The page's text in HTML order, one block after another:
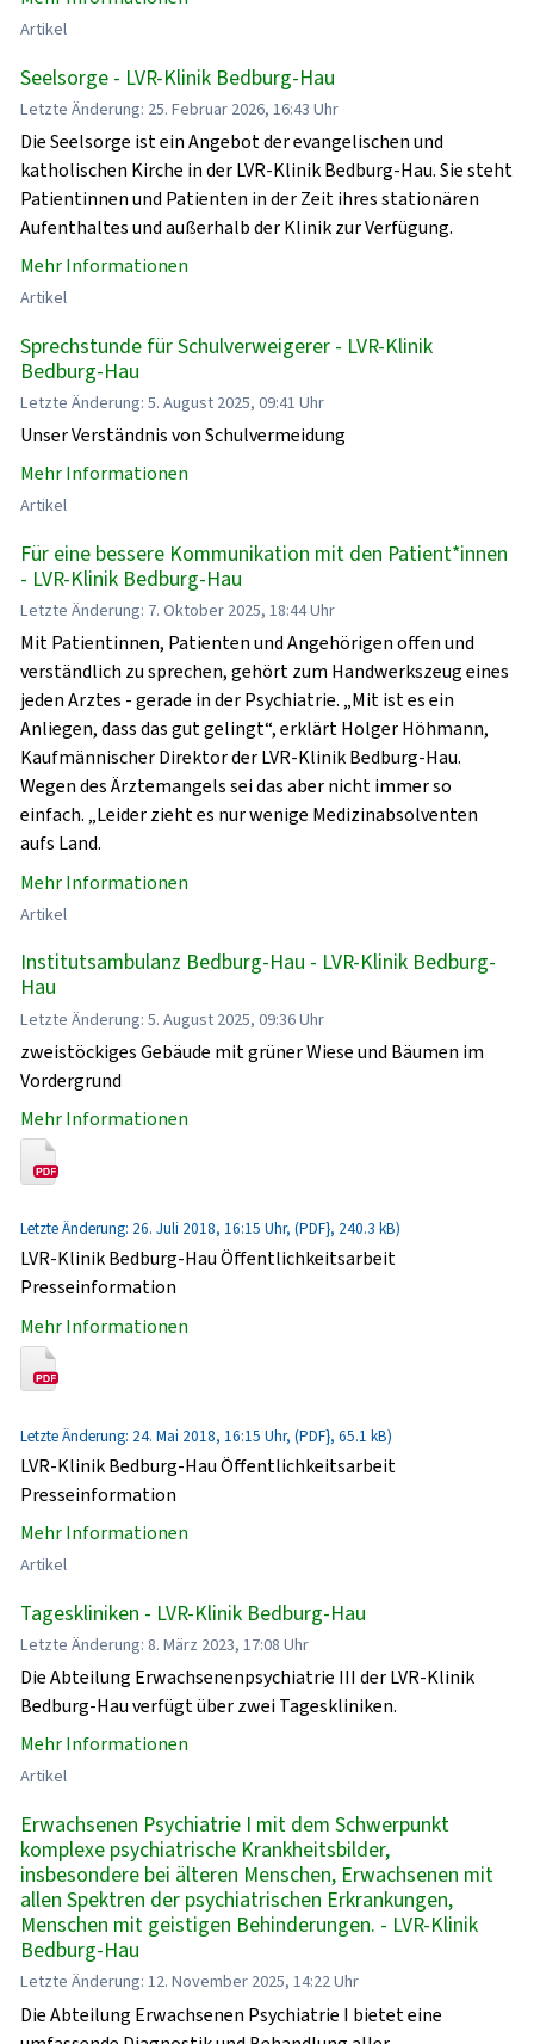
Artikel
Seelsorge - LVR-Klinik Bedburg-Hau
Letzte Änderung: 25. Februar 2026, 16:43 Uhr
Die Seelsorge ist ein Angebot der evangelischen und
katholischen Kirche in der LVR-Klinik Bedburg-Hau. Sie steht
Patientinnen und Patienten in der Zeit ihres stationären
Aufenthaltes und außerhalb der Klinik zur Verfügung.
Mehr Informationen
Artikel
Sprechstunde für Schulverweigerer - LVR-Klinik
Bedburg-Hau
Letzte Änderung: 5. August 2025, 09:41 Uhr
Unser Verständnis von Schulvermeidung
Mehr Informationen
Artikel
Für eine bessere Kommunikation mit den Patient*innen
- LVR-Klinik Bedburg-Hau
Letzte Änderung: 7. Oktober 2025, 18:44 Uhr
Mit Patientinnen, Patienten und Angehörigen offen und
verständlich zu sprechen, gehört zum Handwerkszeug eines
jeden Arztes - gerade in der Psychiatrie. „Mit ist es ein
Anliegen, dass das gut gelingt“, erklärt Holger Höhmann,
Kaufmännischer Direktor der LVR-Klinik Bedburg-Hau.
Wegen des Ärztemangels sei das aber nicht immer so
einfach. „Leider zieht es nur wenige Medizinabsolventen
aufs Land.
Mehr Informationen
Artikel
Institutsambulanz Bedburg-Hau - LVR-Klinik Bedburg-
Hau
Letzte Änderung: 5. August 2025, 09:36 Uhr
zweistöckiges Gebäude mit grüner Wiese und Bäumen im
Vordergrund
Mehr Informationen
Letzte Änderung: 26. Juli 2018, 16:15 Uhr, (PDF}, 240.3 kB)
LVR-Klinik Bedburg-Hau Öffentlichkeitsarbeit
Presseinformation
Mehr Informationen
Letzte Änderung: 24. Mai 2018, 16:15 Uhr, (PDF}, 65.1 kB)
LVR-Klinik Bedburg-Hau Öffentlichkeitsarbeit
Presseinformation
Mehr Informationen
Artikel
Tageskliniken - LVR-Klinik Bedburg-Hau
Letzte Änderung: 8. März 2023, 17:08 Uhr
Die Abteilung Erwachsenenpsychiatrie III der LVR-Klinik
Bedburg-Hau verfügt über zwei Tageskliniken.
Mehr Informationen
Artikel
Erwachsenen Psychiatrie I mit dem Schwerpunkt
komplexe psychiatrische Krankheitsbilder,
insbesondere bei älteren Menschen, Erwachsenen mit
allen Spektren der psychiatrischen Erkrankungen,
Menschen mit geistigen Behinderungen. - LVR-Klinik
Bedburg-Hau
Letzte Änderung: 12. November 2025, 14:22 Uhr
Die Abteilung Erwachsenen Psychiatrie I bietet eine